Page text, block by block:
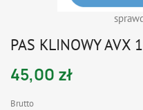
PAS KLINOWY AVX
45,00 zł
Brutto